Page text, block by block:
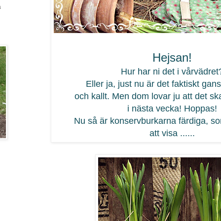
Hejsan!
Hur har ni det i
Eller ja, just nu är det faktiskt
och kallt. Men dom lovar ju att det
i nästa vecka! Hoppas!
Nu så är konservburkarna färdiga,
att visa ......